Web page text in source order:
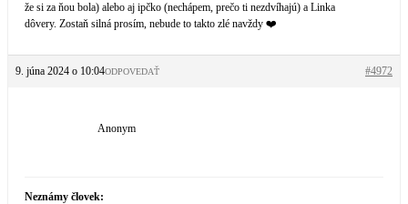
že si za ňou bola) alebo aj ipčko (nechápem, prečo ti nezdvíhajú) a Linka
dôvery. Zostaň silná prosím, nebude to takto zlé navždy ❤️
9. júna 2024 o 10:04 #4972
ODPOVEDAŤ
Anonym
Neznámy človek: